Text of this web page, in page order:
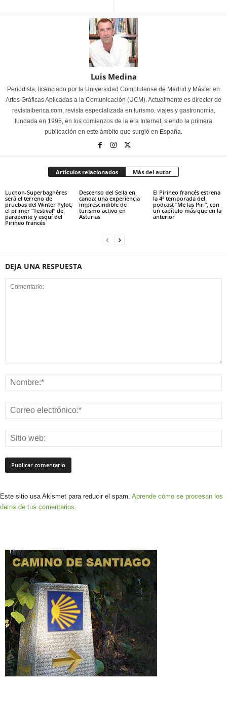
Luis Medina
Periodista, licenciado por la Universidad Complutense de Madrid y Máster en
Artes Gráficas Aplicadas a la Comunicación (UCM). Actualmente es director de
revistaiberica.com, revista especializada en turismo, viajes y gastronomía,
fundada en 1995, en los comienzos de la era Internet, siendo la primera
publicación en este ámbito que surgió en España.
Artículos relacionados Más del autor
Luchon-Superbagnères
será el terreno de
pruebas del Winter Pylot,
el primer “Testival” de
parapente y esquí del
Pirineo francés
Descenso del Sella en
canoa: una experiencia
imprescindible de
turismo activo en
Asturias
El Pirineo francés estrena
la 4ª temporada del
podcast “Me las Piri”, con
un capítulo más que en la
anterior
DEJA UNA RESPUESTA
Este sitio usa Akismet para reducir el spam. Aprende cómo se procesan los
datos de tus comentarios.